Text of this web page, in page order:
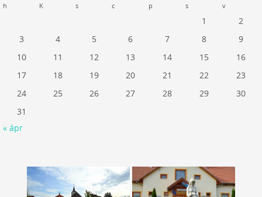
h K s c p s v
1
2
3
4 5 6 7 8
9
10
11 12 13 14 15
16
17
18 19 20 21 22
23
24
25 26 27 28 29
30
31
« ápr